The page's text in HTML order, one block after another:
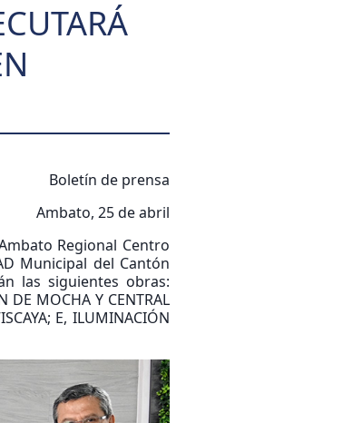
Boletín de prensa
Ambato, 25 de abril
Regional Centro
Municipal del Cantón
las siguientes obras:
DE MOCHA Y CENTRAL
E, ILUMINACIÓN